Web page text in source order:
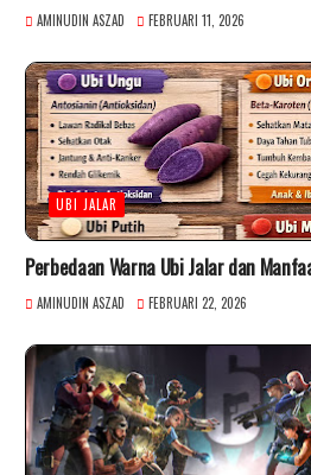
AMINUDIN ASZAD FEBRUARI 11, 2026
UBI JALAR
Perbedaan Warna Ubi Jalar dan
AMINUDIN ASZAD FEBRUARI 22, 2026